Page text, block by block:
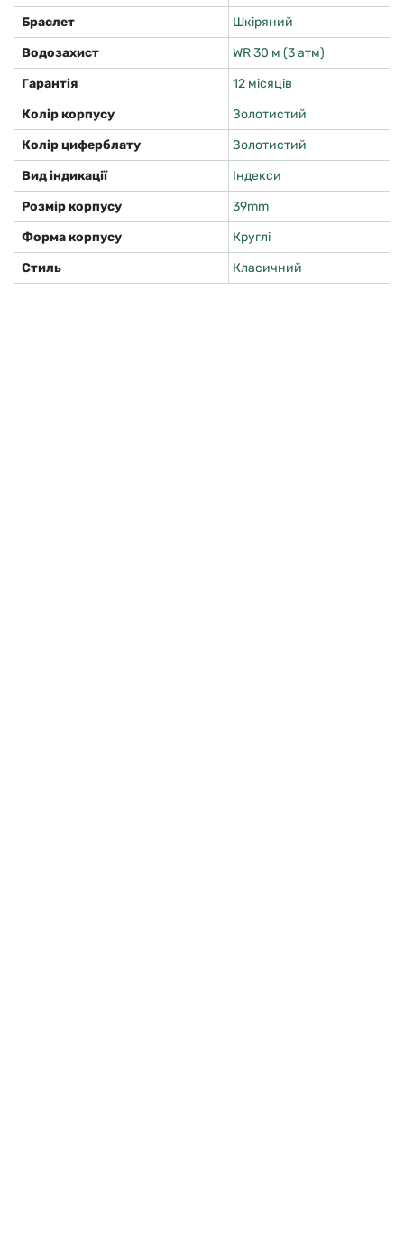
Браслет
Шкіряний
Водозахист
WR 30 м (3 атм)
Гарантія
12 місяців
Колір корпусу
Золотистий
Колір циферблату
Золотистий
Вид індикації
Індекси
Розмір корпусу
39mm
Форма корпусу
Круглі
Стиль
Класичний